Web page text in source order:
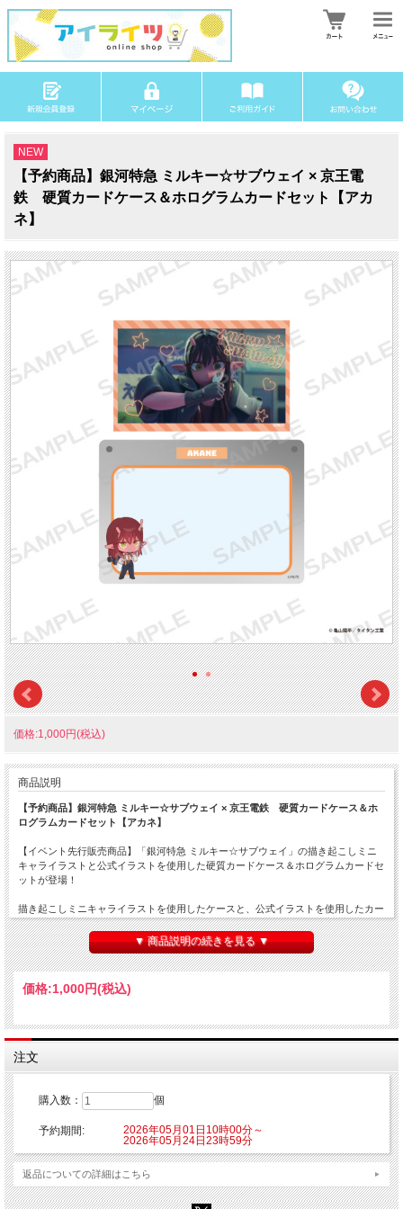
NEW
【予約商品】銀河特急 ミルキー☆サブウェイ × 京王電
鉄 硬質カードケース＆ホログラムカードセット【アカ
ネ】
価格:1,000円(税込)
商品説明
【予約商品】銀河特急 ミルキー☆サブウェイ × 京王電鉄 硬質カードケース＆ホ
ログラムカードセット【アカネ】
【イベント先行販売商品】「銀河特急 ミルキー☆サブウェイ」の描き起こしミニ
キャライラストと公式イラストを使用した硬質カードケース＆ホログラムカードセ
ットが登場！
描き起こしミニキャライラストを使用したケースと、公式イラストを使用したカー
ドがセットになった商品です。
【販売期間】
2026年5月1日(金)10時00分～2026年5月24日(日)23時59分
【発送予定】
■種類：1種
■販売形態:オープン仕様
■サイズ：カードケース 約100mm×70mm
■素材：カードケース 硬質塩化ビニル(PVC)
カード 紙
【ご注意】
※こちらの商品はご注文時にクレジットカード決済承認（課金）を行います。予め
ご了承ください。
※他の商品を一緒にご購入した場合もご注文時にカード決済承認（課金）を行いま
す。
▼ 商品説明の続きを見る ▼
価格:1,000円(税込)
注文
購入数： 個
予約期間:
2026年05月01日10時00分～
2026年05月24日23時59分
返品についての詳細はこちら